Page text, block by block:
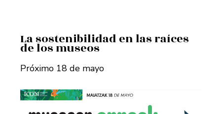
La sostenibilidad en las raíces
de los museos
Próximo 18 de mayo